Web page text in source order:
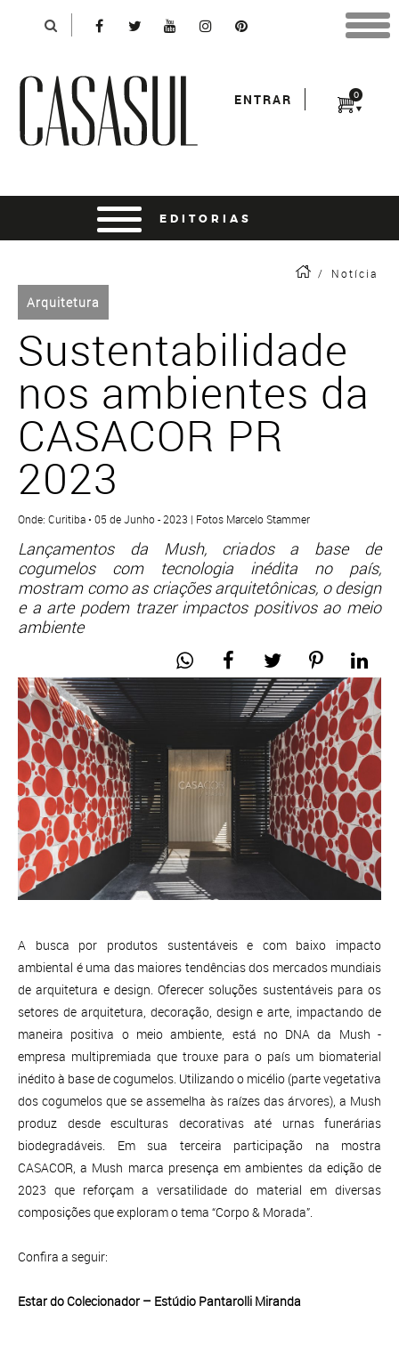
0
ENTRAR
/ Notícia
Arquitetura
Sustentabilidade
nos ambientes da
CASACOR PR
2023
Onde: Curitiba • 05 de Junho - 2023 | Fotos Marcelo Stammer
Lançamentos da Mush, criados a base de
cogumelos com tecnologia inédita no país,
mostram como as criações arquitetônicas, o design
e a arte podem trazer impactos positivos ao meio
ambiente
A busca por produtos sustentáveis e com baixo impacto
ambiental é uma das maiores tendências dos mercados mundiais
de arquitetura e design. Oferecer soluções sustentáveis para os
setores de arquitetura, decoração, design e arte, impactando de
maneira positiva o meio ambiente, está no DNA da Mush -
empresa multipremiada que trouxe para o país um biomaterial
inédito à base de cogumelos. Utilizando o micélio (parte vegetativa
dos cogumelos que se assemelha às raízes das árvores), a Mush
produz desde esculturas decorativas até urnas funerárias
biodegradáveis. Em sua terceira participação na mostra
CASACOR, a Mush marca presença em ambientes da edição de
2023 que reforçam a versatilidade do material em diversas
composições que exploram o tema “Corpo & Morada”.
Confira a seguir:
Estar do Colecionador – Estúdio Pantarolli Miranda
*Para finalizar sua compra informe seu e-mail:
*Senha:
entrar usando o facebook